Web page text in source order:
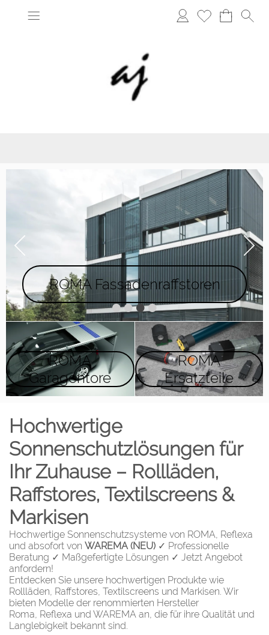
••••
ROMA Fassadenraffstoren
ROMA
Garagentore
ROMA
Ersatzteile
Hochwertige
Sonnenschutzlösungen für
Ihr Zuhause – Rollläden,
Raffstores, Textilscreens &
Markisen
Hochwertige Sonnenschutzsysteme von ROMA, Reflexa
und absofort von WAREMA (NEU) ✓ Professionelle
Beratung ✓ Maßgefertigte Lösungen ✓ Jetzt Angebot
anfordern!
Entdecken Sie unsere hochwertigen Produkte wie
Rollläden, Raffstores, Textilscreens und Markisen. Wir
bieten Modelle der renommierten Hersteller
Roma, Reflexa und WAREMA an, die für ihre Qualität und
Langlebigkeit bekannt sind.